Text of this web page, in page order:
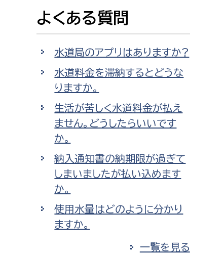
よくある質問
水道局のアプリはありますか?
水道料金を滞納するとどうな
りますか。
生活が苦しく水道料金が払え
ません。どうしたらいいです
か。
納入通知書の納期限が過ぎて
しまいましたが払い込めます
か。
使用水量はどのように分かり
ますか。
一覧を見る